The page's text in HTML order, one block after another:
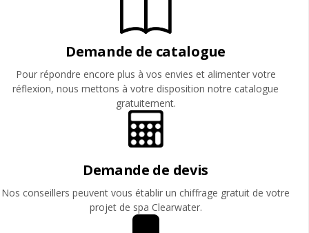
Demande de catalogue
Pour répondre encore plus à vos envies et alimenter votre
réflexion, nous mettons à votre disposition notre catalogue
gratuitement.
Demande de devis
Nos conseillers peuvent vous établir un chiffrage gratuit de votre
projet de spa Clearwater.